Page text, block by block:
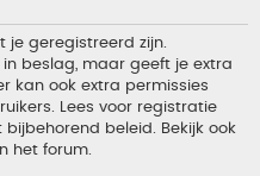
je geregistreerd zijn.
beslag, maar geeft je extra
kan ook extra permissies
Lees voor registratie
beleid. Bekijk ook
het forum.